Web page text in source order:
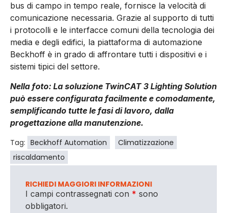
bus di campo in tempo reale, fornisce la velocità di
comunicazione necessaria. Grazie al supporto di tutti
i protocolli e le interfacce comuni della tecnologia dei
media e degli edifici, la piattaforma di automazione
Beckhoff è in grado di affrontare tutti i dispositivi e i
sistemi tipici del settore.
Nella foto: La soluzione TwinCAT 3 Lighting Solution
può essere configurata facilmente e comodamente,
semplificando tutte le fasi di lavoro, dalla
progettazione alla manutenzione.
Tag: Beckhoff Automation
Climatizzazione
riscaldamento
RICHIEDI MAGGIORI INFORMAZIONI
I campi contrassegnati con * sono
obbligatori.